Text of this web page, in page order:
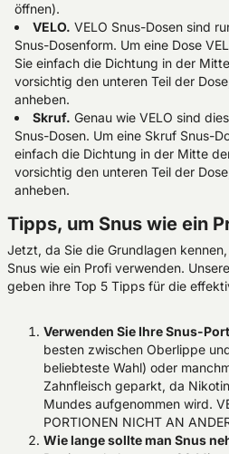
öffnen).
VELO. VELO Snus-Dosen sind
Snus-Dosenform. Um eine Dose
Sie einfach die Dichtung in der
vorsichtig den unteren Teil der
anheben.
Skruf. Genau wie VELO sind
Snus-Dosen. Um eine Skruf Snus-
einfach die Dichtung in der Mitte
vorsichtig den unteren Teil der
anheben.
Tipps, um Snus wie ein
Jetzt, da Sie die Grundlagen
Snus wie ein Profi verwenden.
geben ihre Top 5 Tipps für die
Verwenden Sie Ihre Snus-
besten zwischen Oberlippe
beliebteste Wahl) oder
Zahnfleisch geparkt, da
Mundes aufgenommen wird.
PORTIONEN NICHT AN
Wie lange sollte man Snus